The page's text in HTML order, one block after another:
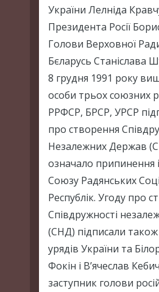
України Лелніда
Президента Росії
Голови Верховної
Бєларусь Станіслава
8 грудня 1991 року
особи трьох союзних
РРФСР, БРСР, УРСР
про створення
Незалежних Держав
означало припинення
Союзу Радянських
Республік. Угоду про
Співдружності
(СНД) підписали
урядів України та
Фокін і В’ячеслав
заступник голови